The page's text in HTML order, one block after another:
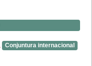
Conjuntura internacional